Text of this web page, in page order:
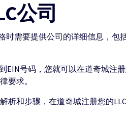
公司
时需要提供公司的详细信息，包
号码，您就可以在道奇城注
要求。
析和步骤，在道奇城注册您的